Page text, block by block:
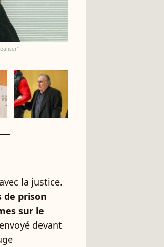
la justice.
de prison
sur le
devant